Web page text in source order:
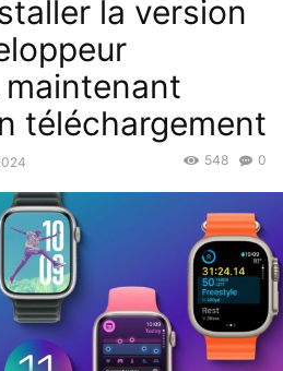
la version
maintenant
téléchargement
0
548